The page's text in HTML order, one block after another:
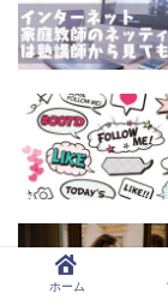
ホーム